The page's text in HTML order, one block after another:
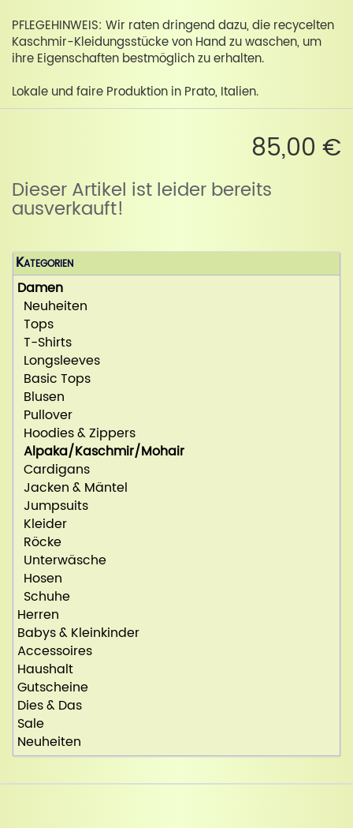
PFLEGEHINWEIS: Wir raten dringend dazu, die recycelten
Kaschmir-Kleidungsstücke von Hand zu waschen, um
ihre Eigenschaften bestmöglich zu erhalten.
Lokale und faire Produktion in Prato, Italien.
85,00 €
Dieser Artikel ist leider bereits
ausverkauft!
Kategorien
Damen
Neuheiten
Tops
T-Shirts
Longsleeves
Basic Tops
Blusen
Pullover
Hoodies & Zippers
Alpaka/Kaschmir/Mohair
Cardigans
Jacken & Mäntel
Jumpsuits
Kleider
Röcke
Unterwäsche
Hosen
Schuhe
Herren
Babys & Kleinkinder
Accessoires
Haushalt
Gutscheine
Dies & Das
Sale
Neuheiten